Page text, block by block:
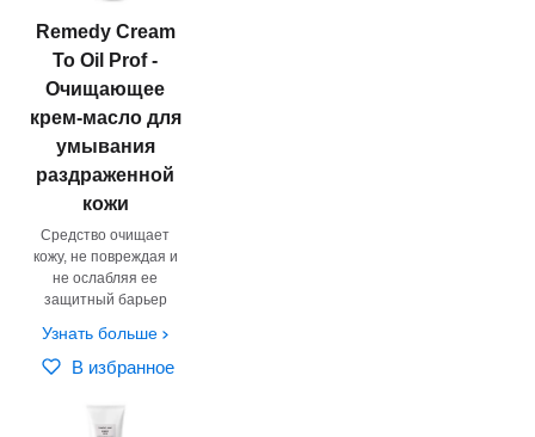
Remedy Сream
To Oil Prof -
Очищающее
крем-масло для
умывания
раздраженной
кожи
Средство очищает
кожу, не повреждая и
не ослабляя ее
защитный барьер
Узнать больше
В избранное